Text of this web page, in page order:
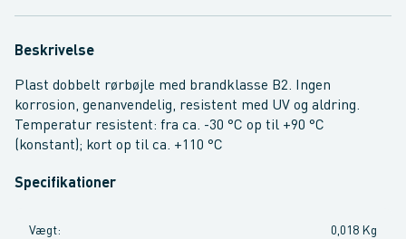
Beskrivelse
Plast dobbelt rørbøjle med brandklasse B2. Ingen
korrosion, genanvendelig, resistent med UV og aldring.
Temperatur resistent: fra ca. -30 °C op til +90 °C
(konstant); kort op til ca. +110 °C
Specifikationer
Vægt: 0,018 Kg